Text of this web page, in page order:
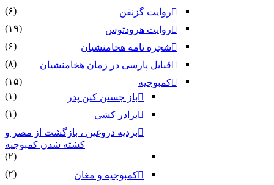
روایت گزنفن
(۶)
روایت هرودتوس
(۱۹)
شجره نامه هخامنشیان
(۶)
قبایل پارسی در زمان هخامنشیان
(۸)
کمبوجیه
(۱۵)
باز جستن کین پدر
(۱)
برادر کشی
(۱)
بردیه دروغین ، بازگشت از مصر و
کشته شدن کمبوجیه
(۲)
کمبوجیه و مغان
(۲)